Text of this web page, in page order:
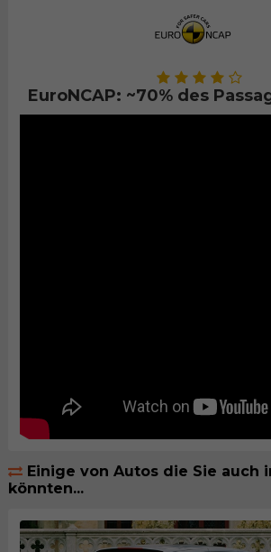
EuroNCAP: ~70% des
Einige von Autos die Sie auch
könnten...